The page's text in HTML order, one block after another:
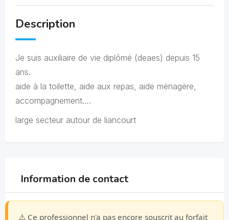
Description
Je suis auxiliaire de vie diplômé (deaes) depuis 15
ans.
aide à la toilette, aide aux repas, aide ménagère,
accompagnement….
large secteur autour de liancourt
Information de contact
⚠️ Ce professionnel n'a pas encore souscrit au forfait